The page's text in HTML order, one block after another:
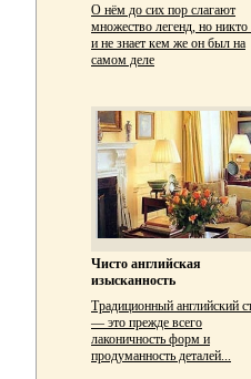
О нём до сих пор слагают
множество легенд, но никто
и не знает кем же он был на
самом деле
Чисто английская
изысканность
Традиционный английский
— это прежде всего
лаконичность форм и
продуманность деталей...